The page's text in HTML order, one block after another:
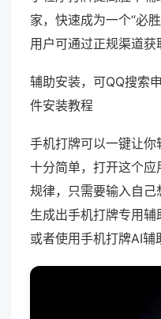
家，快速成为一个“必
用户可通过正规渠道获
辅助安装，可QQ搜索
件安装教程
手机打牌可以一键让你
十分简单，打开这个
规律，只需要输入自
生成出手机打牌专用
或者使用手机打牌AI辅